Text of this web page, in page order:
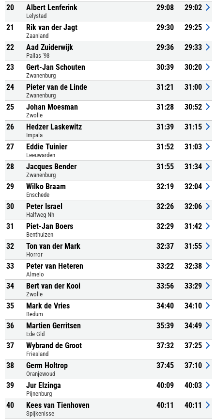
20 Albert Lenferink
Lelystad
29:08 29:02
21 Rik van der Jagt
Zaanland
29:30 29:25
22 Aad Zuiderwijk
Pallas '93
29:36 29:33
23 Gert-Jan Schouten
Zwanenburg
30:39 30:20
24 Pieter van de Linde
Zwanenburg
31:21 31:00
25 Johan Moesman
Zwolle
31:28 30:52
26 Hedzer Laskewitz
Impala
31:39 31:15
27 Eddie Tuinier
Leeuwarden
31:52 31:03
28 Jacques Bender
Zwanenburg
31:55 31:34
29 Wilko Braam
Enschede
32:19 32:04
30 Peter Israel
Halfweg Nh
32:26 32:06
31 Piet-Jan Boers
Benthuizen
32:29 31:42
32 Ton van der Mark
Horror
32:37 31:55
33 Peter van Heteren
Almelo
33:22 32:38
34 Bert van der Kooi
Zwolle
33:56 33:29
35 Mark de Vries
Bedum
34:40 34:10
36 Martien Gerritsen
Ede Gld
35:39 34:49
37 Wybrand de Groot
Friesland
37:32 37:25
38 Germ Holtrop
Oranjewoud
37:45 37:10
39 Jur Elzinga
Pijnenburg
40:09 40:03
40 Kees van Tienhoven
Spijkenisse
40:11 40:11